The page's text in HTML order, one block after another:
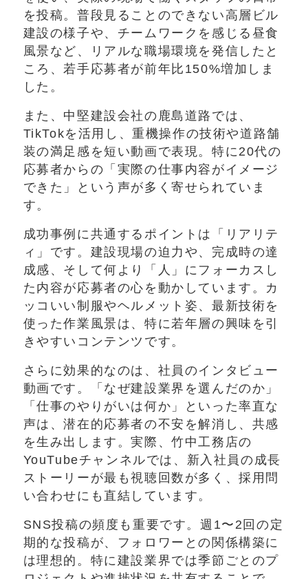
を投稿。普段見ることのできない高層ビル
建設の様子や、チームワークを感じる昼食
風景など、リアルな職場環境を発信したと
ころ、若手応募者が前年比150%増加しま
した。
また、中堅建設会社の鹿島道路では、
TikTokを活用し、重機操作の技術や道路舗
装の満足感を短い動画で表現。特に20代の
応募者からの「実際の仕事内容がイメージ
できた」という声が多く寄せられていま
す。
成功事例に共通するポイントは「リアリテ
ィ」です。建設現場の迫力や、完成時の達
成感、そして何より「人」にフォーカスし
た内容が応募者の心を動かしています。カ
ッコいい制服やヘルメット姿、最新技術を
使った作業風景は、特に若年層の興味を引
きやすいコンテンツです。
さらに効果的なのは、社員のインタビュー
動画です。「なぜ建設業界を選んだのか」
「仕事のやりがいは何か」といった率直な
声は、潜在的応募者の不安を解消し、共感
を生み出します。実際、竹中工務店の
YouTubeチャンネルでは、新入社員の成長
ストーリーが最も視聴回数が多く、採用問
い合わせにも直結しています。
SNS投稿の頻度も重要です。週1〜2回の定
期的な投稿が、フォロワーとの関係構築に
は理想的。特に建設業界では季節ごとのプ